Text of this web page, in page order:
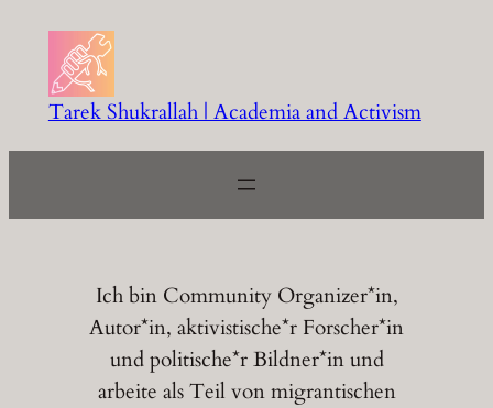
springen
Tarek Shukrallah | Academia and Activism
Ich bin Community Organizer*in,
Autor*in, aktivistische*r Forscher*in
und politische*r Bildner*in und
arbeite als Teil von migrantischen